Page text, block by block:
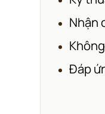
Nhận
Đáp